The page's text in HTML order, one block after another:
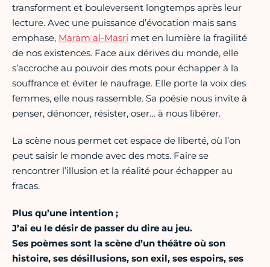
transforment et bouleversent longtemps après leur
lecture. Avec une puissance d’évocation mais sans
emphase, Maram al-Masri met en lumière la fragilité
de nos existences. Face aux dérives du monde, elle
s’accroche au pouvoir des mots pour échapper à la
souffrance et éviter le naufrage. Elle porte la voix des
femmes, elle nous rassemble. Sa poésie nous invite à
penser, dénoncer, résister, oser… à nous libérer.
La scène nous permet cet espace de liberté, où l’on
peut saisir le monde avec des mots. Faire se
rencontrer l’illusion et la réalité pour échapper au
fracas.
Plus qu’une intention ;
J’ai eu le désir de passer du dire au jeu.
Ses poèmes sont la scène d’un théâtre où son
histoire, ses désillusions, son exil, ses espoirs, ses